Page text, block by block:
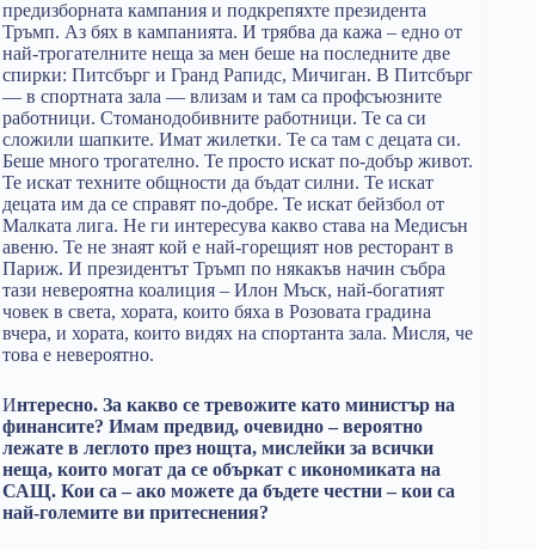
предизборната кампания и подкрепяхте президента
Тръмп. Аз бях в кампанията. И трябва да кажа – едно от
най-трогателните неща за мен беше на последните две
спирки: Питсбърг и Гранд Рапидс, Мичиган. В Питсбърг
— в спортната зала — влизам и там са профсъюзните
работници. Стоманодобивните работници. Те са си
сложили шапките. Имат жилетки. Те са там с децата си.
Беше много трогателно. Те просто искат по-добър живот.
Те искат техните общности да бъдат силни. Те искат
децата им да се справят по-добре. Те искат бейзбол от
Малката лига. Не ги интересува какво става на Медисън
авеню. Те не знаят кой е най-горещият нов ресторант в
Париж. И президентът Тръмп по някакъв начин събра
тази невероятна коалиция – Илон Мъск, най-богатият
човек в света, хората, които бяха в Розовата градина
вчера, и хората, които видях на спортанта зала. Мисля, че
това е невероятно.
Интересно. За какво се тревожите като министър на
финансите? Имам предвид, очевидно – вероятно
лежате в леглото през нощта, мислейки за всички
неща, които могат да се объркат с икономиката на
САЩ. Кои са – ако можете да бъдете честни – кои са
най-големите ви притеснения?